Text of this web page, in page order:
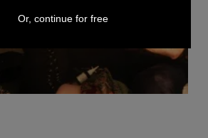
Or, continue for free